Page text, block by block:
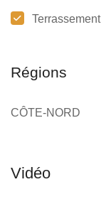
Terrassement
Régions
CÔTE-NORD